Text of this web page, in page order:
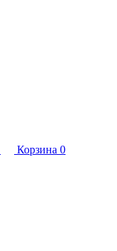
Корзина 0